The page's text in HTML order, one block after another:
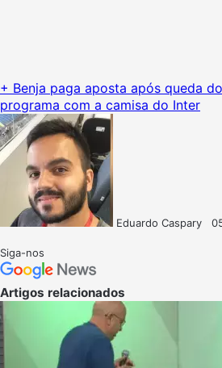
+ Benja paga aposta após queda
programa com a camisa do Inter
Eduardo Caspary
Siga-nos
Artigos relacionados